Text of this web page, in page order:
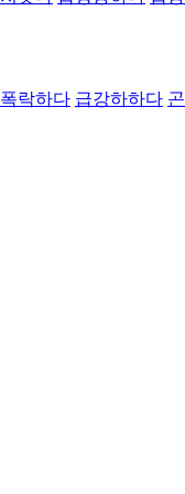
폭락하다 급강하하다